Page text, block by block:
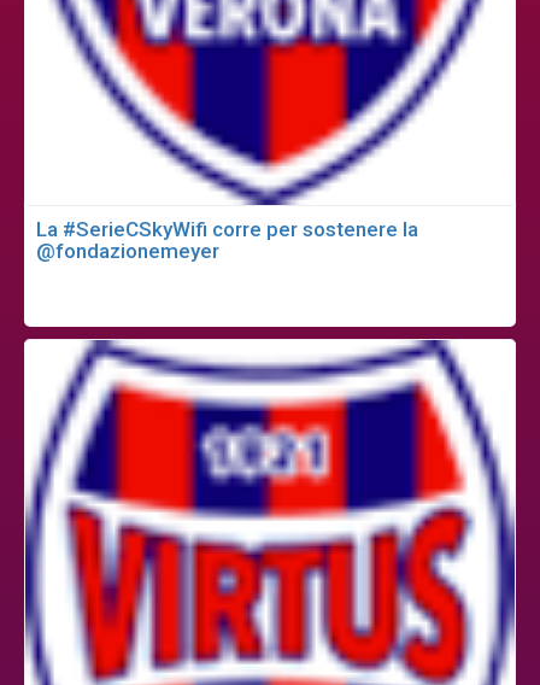
La #SerieCSkyWifi corre per sostenere la
@fondazionemeyer